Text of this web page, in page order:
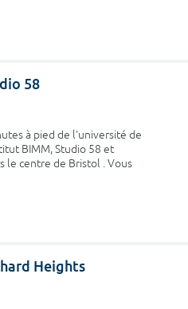
58
à pied de l'université de
BIMM, Studio 58 et
le centre de Bristol . Vous
Heights